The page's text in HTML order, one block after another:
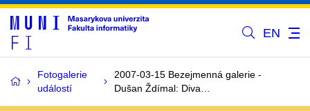
EN
Fotogalerie
událostí
2007-03-15 Bezejmenná galerie -
Dušan Ždímal: Diva…